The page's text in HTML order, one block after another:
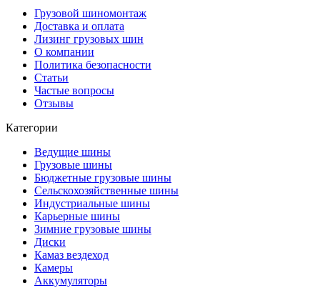
Грузовой шиномонтаж
Доставка и оплата
Лизинг грузовых шин
О компании
Политика безопасности
Статьи
Частые вопросы
Отзывы
Категории
Ведущие шины
Грузовые шины
Бюджетные грузовые шины
Сельскохозяйственные шины
Индустриальные шины
Карьерные шины
Зимние грузовые шины
Диски
Камаз вездеход
Камеры
Аккумуляторы